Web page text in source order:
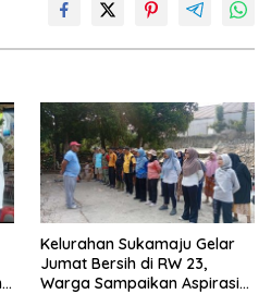
Kelurahan Sukamaju Gelar
Jumat Bersih di RW 23,
Warga Sampaikan Aspirasi